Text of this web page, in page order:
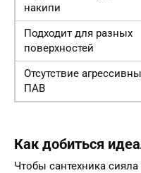
накипи
Подходит для разных
поверхностей
Отсутствие
ПАВ
Как добиться
Чтобы сантехника